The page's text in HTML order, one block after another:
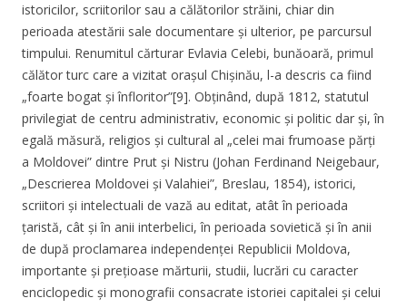
istoricilor, scriitorilor sau a călătorilor străini, chiar din
perioada atestării sale documentare și ulterior, pe parcursul
timpului. Renumitul cărturar Evlavia Celebi, bunăoară, primul
călător turc care a vizitat orașul Chișinău, l-a descris ca fiind
„foarte bogat și înfloritor”[9]. Obținând, după 1812, statutul
privilegiat de centru administrativ, economic și politic dar și, în
egală măsură, religios și cultural al „celei mai frumoase părți
a Moldovei” dintre Prut și Nistru (Johan Ferdinand Neigebaur,
„Descrierea Moldovei și Valahiei”, Breslau, 1854), istorici,
scriitori și intelectuali de vază au editat, atât în perioada
țaristă, cât și în anii interbelici, în perioada sovietică și în anii
de după proclamarea independenței Republicii Moldova,
importante și prețioase mărturii, studii, lucrări cu caracter
enciclopedic și monografii consacrate istoriei capitalei și celui